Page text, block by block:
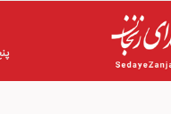
پنج